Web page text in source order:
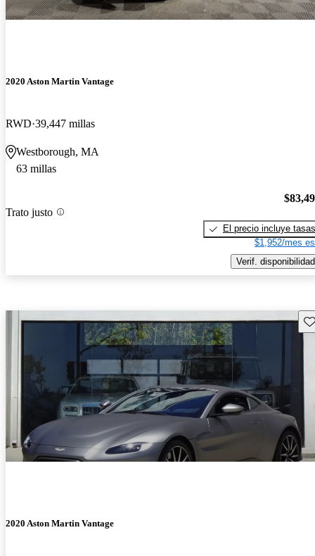
2020 Aston Martin Vantage
RWD 39,447 millas
Westborough, MA
63 millas
Trato justo
El precio incluye tasas
$1,952/mes
Verif. disponibilidad
2020 Aston Martin Vantage